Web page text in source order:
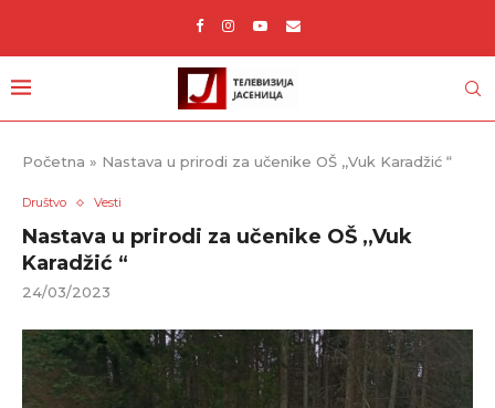
Početna » Nastava u prirodi za učenike OŠ ,,Vuk Karadžić “
Društvo Vesti
Nastava u prirodi za učenike OŠ ,,Vuk
Karadžić “
24/03/2023